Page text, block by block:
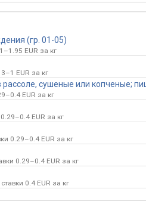
(гр. 01-05)
EUR за кг
EUR за кг
сушеные или копченые;
EUR за кг
EUR за кг
0.29–0.4 EUR за кг
0.29–0.4 EUR за кг
0.4 EUR за кг